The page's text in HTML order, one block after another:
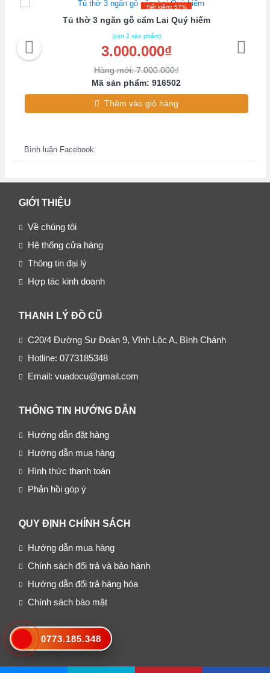
Tiết kiệm: 57%
Tủ thờ 3 ngăn gỗ cẩm Lai Quý hiếm
(còn 2 sản phẩm)
3.000.000₫
Hàng mới: 7.000.000₫
Mã sản phẩm: 916502
Thêm vào giỏ hàng
Bình luận Facebook
GIỚI THIỆU
Về chúng tôi
Hệ thống cửa hàng
Thông tin đại lý
Hợp tác kinh doanh
THANH LÝ ĐỒ CŨ
C20/4 Đường Sư Đoàn 9, Vĩnh Lộc A, Bình Chánh
Hotline: 0773185348
Email: vuadocu@gmail.com
THÔNG TIN HƯỚNG DẪN
Hướng dẫn đặt hàng
Hướng dẫn mua hàng
Hình thức thanh toán
Phản hồi góp ý
QUY ĐỊNH CHÍNH SÁCH
Hướng dẫn mua hàng
Chính sách đổi trả và bảo hành
Hướng dẫn đổi trả hàng hóa
Chính sách bào mật
BẢN ĐỒ ĐƯỜNG ĐI
0773.185.348